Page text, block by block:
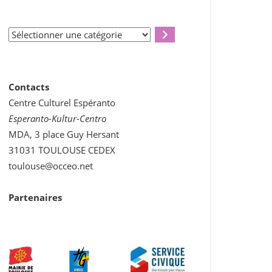
Sélectionner
Contacts
Centre Culturel Espéranto
Esperanto-Kultur-Centro
MDA, 3 place Guy Hersant
31031 TOULOUSE CEDEX
toulouse@occeo.net
Partenaires